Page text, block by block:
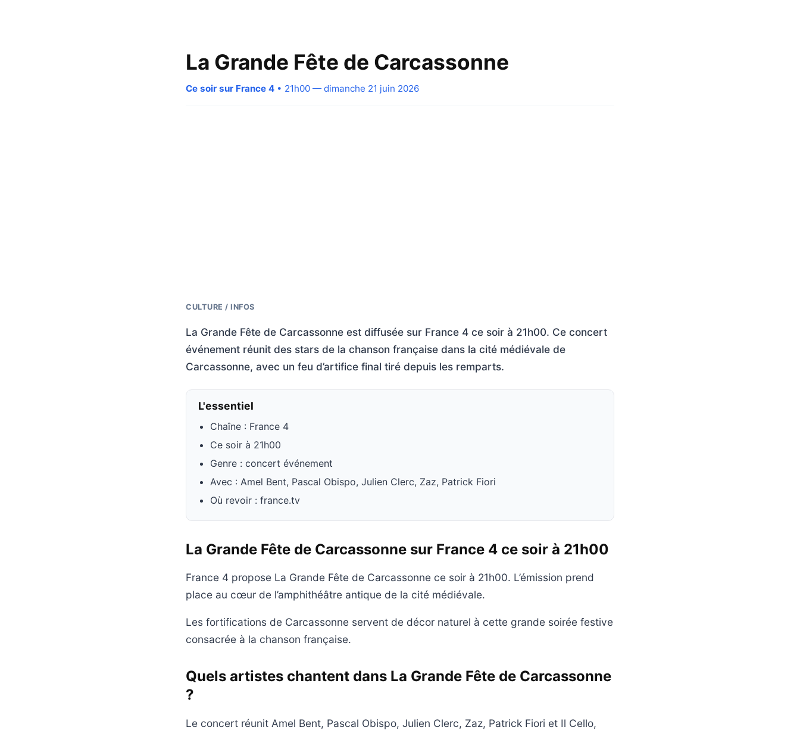
La Grande Fête de Carcassonne
Ce soir sur France 4 • 21h00 — dimanche 21 juin 2026
CULTURE / INFOS
La Grande Fête de Carcassonne est diffusée sur France 4 ce soir à 21h00. Ce concert
événement réunit des stars de la chanson française dans la cité médiévale de
Carcassonne, avec un feu d’artifice final tiré depuis les remparts.
L'essentiel
Chaîne : France 4
Ce soir à 21h00
Genre : concert événement
Avec : Amel Bent, Pascal Obispo, Julien Clerc, Zaz, Patrick Fiori
Où revoir : france.tv
La Grande Fête de Carcassonne sur France 4 ce soir à 21h00
France 4 propose La Grande Fête de Carcassonne ce soir à 21h00. L’émission prend
place au cœur de l’amphithéâtre antique de la cité médiévale.
Les fortifications de Carcassonne servent de décor naturel à cette grande soirée festive
consacrée à la chanson française.
Quels artistes chantent dans La Grande Fête de Carcassonne
?
Le concert réunit Amel Bent, Pascal Obispo, Julien Clerc, Zaz, Patrick Fiori et Il Cello,